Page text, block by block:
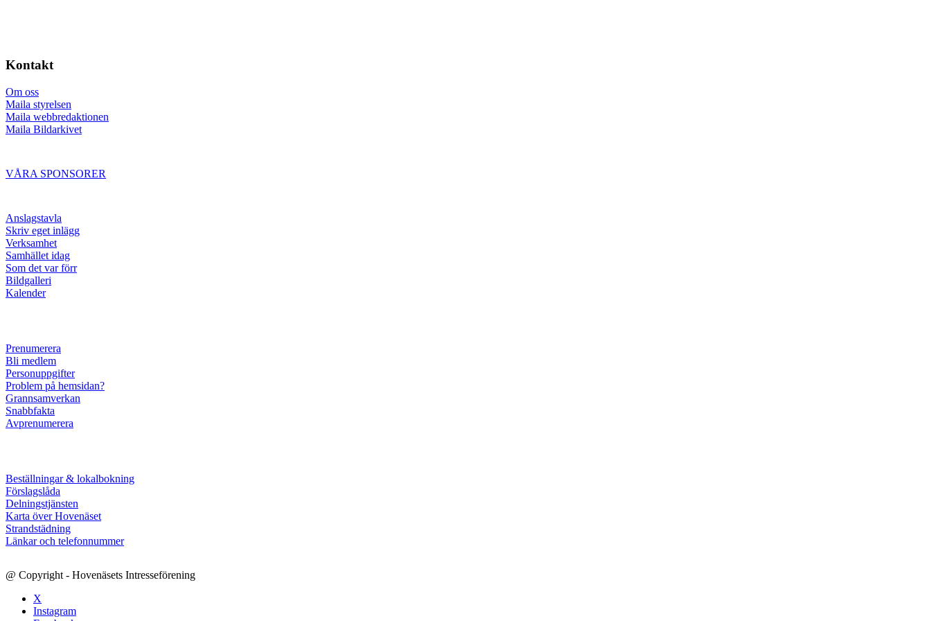
Kontakt
Om oss
Maila styrelsen
Maila webbredaktionen
Maila Bildarkivet
VÅRA SPONSORER
Anslagstavla
Skriv eget inlägg
Verksamhet
Samhället idag
Som det var förr
Bildgalleri
Kalender
Prenumerera
Bli medlem
Personuppgifter
Problem på hemsidan?
Grannsamverkan
Snabbfakta
Avprenumerera
Beställningar & lokalbokning
Förslagslåda
Delningstjänsten
Karta över Hovenäset
Strandstädning
Länkar och telefonnummer
@ Copyright - Hovenäsets Intresseförening
X
Instagram